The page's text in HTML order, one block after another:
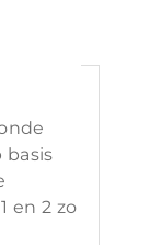
basis
en 2 zo